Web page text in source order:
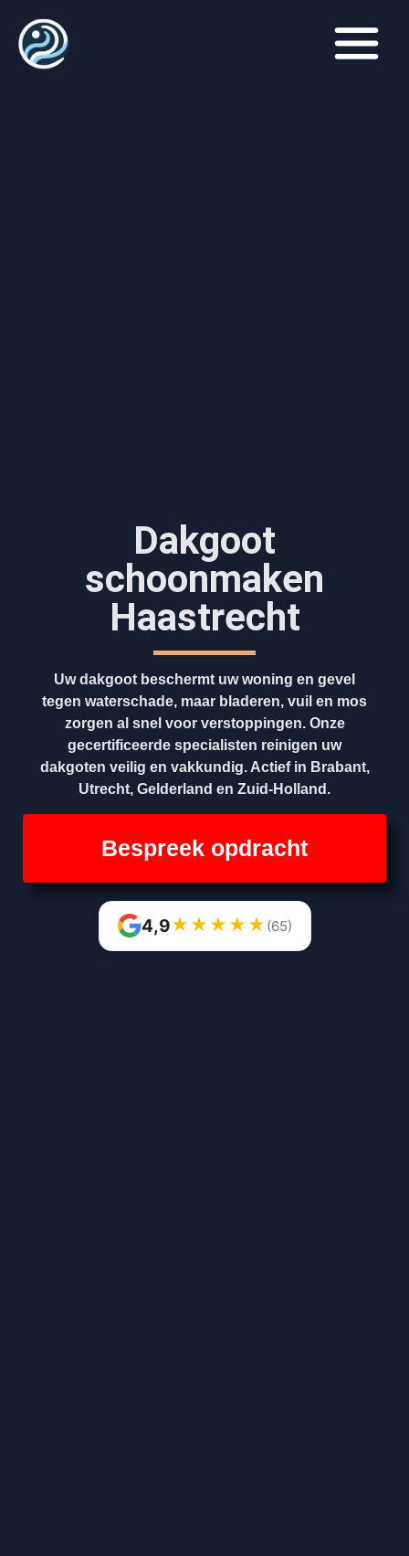
Dakgoot
schoonmaken​
Haastrecht
Uw dakgoot beschermt uw woning en gevel
tegen waterschade, maar bladeren, vuil en mos
zorgen al snel voor verstoppingen. Onze
gecertificeerde specialisten reinigen uw
dakgoten veilig en vakkundig. Actief in Brabant,
Utrecht, Gelderland en Zuid-Holland.
Bespreek opdracht
4,9★ ★ ★ ★ ★ (65)